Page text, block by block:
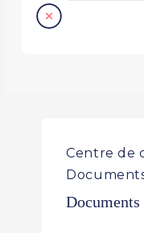
Centre de